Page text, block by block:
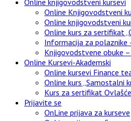
Online Knjigovodstveni
Online knjigovodstveni
Online kurs za sertifikat
Informacija za polaznike
Knjigovodstvene obuke
Online Kursevi-Akademski
Online kursevi Finance
Online kurs „Samostalni
Kurs za sertifikat
Prijavite se
OnLine prijava za kurseve